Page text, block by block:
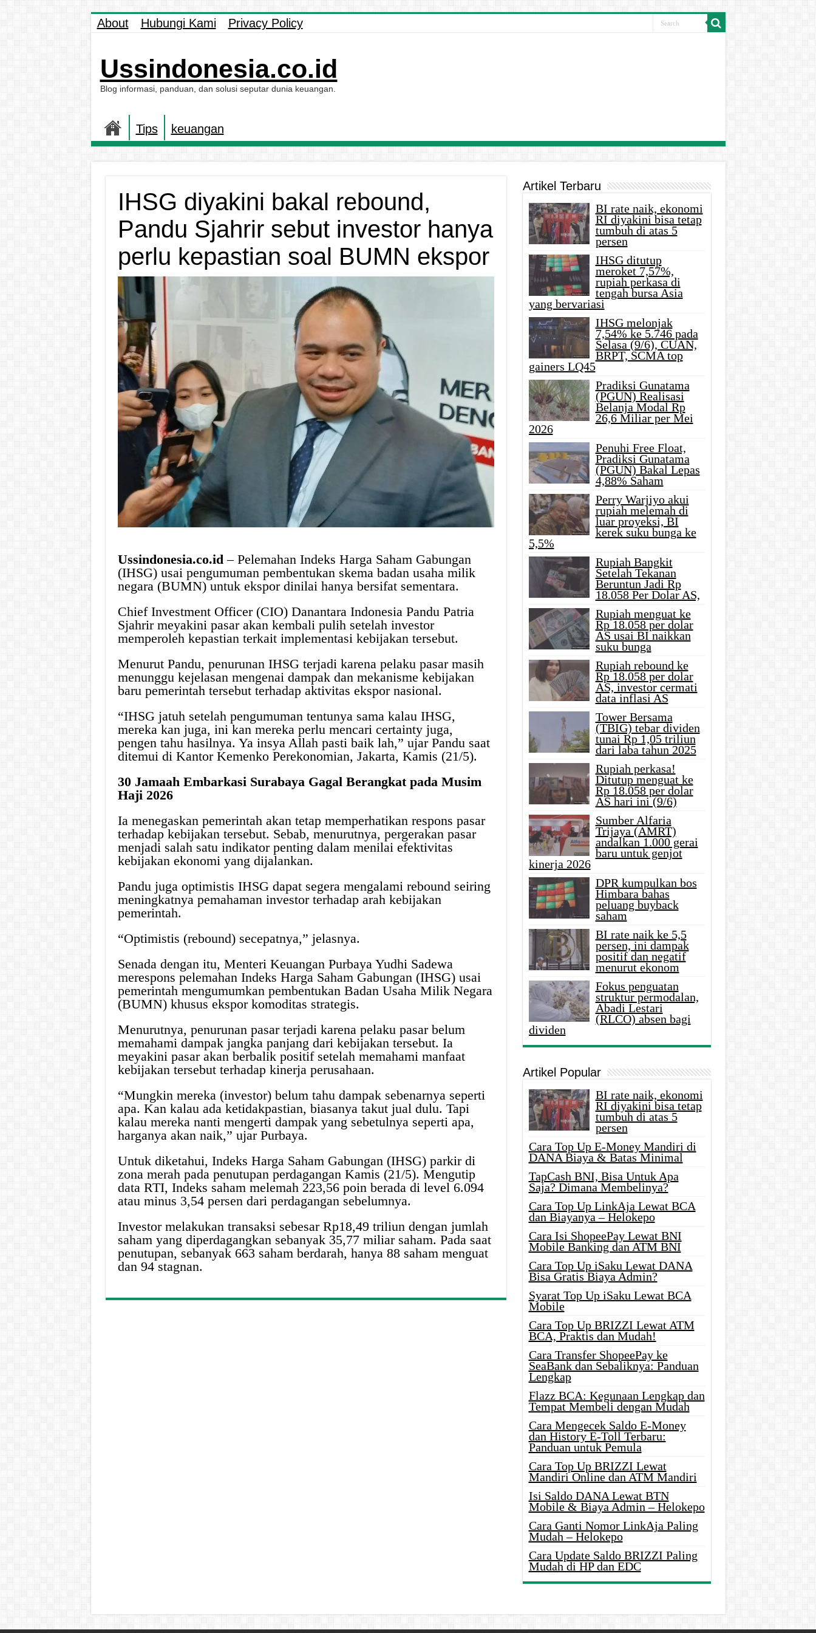
About Hubungi Kami Privacy Policy
Ussindonesia.co.id
Blog informasi, panduan, dan solusi seputar dunia keuangan.
Tips keuangan
IHSG diyakini bakal rebound,
Pandu Sjahrir sebut investor hanya
perlu kepastian soal BUMN ekspor
Ussindonesia.co.id– Pelemahan Indeks Harga Saham Gabungan
(IHSG) usai pengumuman pembentukan skema badan usaha milik
negara (BUMN) untuk ekspor dinilai hanya bersifat sementara.
Chief Investment Officer (CIO) Danantara Indonesia Pandu Patria
Sjahrir meyakini pasar akan kembali pulih setelah investor
memperoleh kepastian terkait implementasi kebijakan tersebut.
Menurut Pandu, penurunan IHSG terjadi karena pelaku pasar masih
menunggu kejelasan mengenai dampak dan mekanisme kebijakan
baru pemerintah tersebut terhadap aktivitas ekspor nasional.
“IHSG jatuh setelah pengumuman tentunya sama kalau IHSG,
mereka kan juga, ini kan mereka perlu mencari certainty juga,
pengen tahu hasilnya. Ya insya Allah pasti baik lah,” ujar Pandu saat
ditemui di Kantor Kemenko Perekonomian, Jakarta, Kamis (21/5).
30 Jamaah Embarkasi Surabaya Gagal Berangkat pada Musim
Haji 2026
Ia menegaskan pemerintah akan tetap memperhatikan respons pasar
terhadap kebijakan tersebut. Sebab, menurutnya, pergerakan pasar
menjadi salah satu indikator penting dalam menilai efektivitas
kebijakan ekonomi yang dijalankan.
Pandu juga optimistis IHSG dapat segera mengalami rebound seiring
meningkatnya pemahaman investor terhadap arah kebijakan
pemerintah.
“Optimistis (rebound) secepatnya,” jelasnya.
Senada dengan itu, Menteri Keuangan Purbaya Yudhi Sadewa
merespons pelemahan Indeks Harga Saham Gabungan (IHSG) usai
pemerintah mengumumkan pembentukan Badan Usaha Milik Negara
(BUMN) khusus ekspor komoditas strategis.
Menurutnya, penurunan pasar terjadi karena pelaku pasar belum
memahami dampak jangka panjang dari kebijakan tersebut. Ia
meyakini pasar akan berbalik positif setelah memahami manfaat
kebijakan tersebut terhadap kinerja perusahaan.
“Mungkin mereka (investor) belum tahu dampak sebenarnya seperti
apa. Kan kalau ada ketidakpastian, biasanya takut jual dulu. Tapi
kalau mereka nanti mengerti dampak yang sebetulnya seperti apa,
harganya akan naik,” ujar Purbaya.
Untuk diketahui, Indeks Harga Saham Gabungan (IHSG) parkir di
zona merah pada penutupan perdagangan Kamis (21/5). Mengutip
data RTI, Indeks saham melemah 223,56 poin berada di level 6.094
atau minus 3,54 persen dari perdagangan sebelumnya.
Investor melakukan transaksi sebesar Rp18,49 triliun dengan jumlah
saham yang diperdagangkan sebanyak 35,77 miliar saham. Pada saat
penutupan, sebanyak 663 saham berdarah, hanya 88 saham menguat
dan 94 stagnan.
Artikel Terbaru
BI rate naik, ekonomi
RI diyakini bisa tetap
tumbuh di atas 5
persen
IHSG ditutup
meroket 7,57%,
rupiah perkasa di
tengah bursa Asia
yang bervariasi
IHSG melonjak
7,54% ke 5.746 pada
Selasa (9/6), CUAN,
BRPT, SCMA top
gainers LQ45
Pradiksi Gunatama
(PGUN) Realisasi
Belanja Modal Rp
26,6 Miliar per Mei
2026
Penuhi Free Float,
Pradiksi Gunatama
(PGUN) Bakal Lepas
4,88% Saham
Perry Warjiyo akui
rupiah melemah di
luar proyeksi, BI
kerek suku bunga ke
5,5%
Rupiah Bangkit
Setelah Tekanan
Beruntun Jadi Rp
18.058 Per Dolar AS,
Rupiah menguat ke
Rp 18.058 per dolar
AS usai BI naikkan
suku bunga
Rupiah rebound ke
Rp 18.058 per dolar
AS, investor cermati
data inflasi AS
Tower Bersama
(TBIG) tebar dividen
tunai Rp 1,05 triliun
dari laba tahun 2025
Rupiah perkasa!
Ditutup menguat ke
Rp 18.058 per dolar
AS hari ini (9/6)
Sumber Alfaria
Trijaya (AMRT)
andalkan 1.000 gerai
baru untuk genjot
kinerja 2026
DPR kumpulkan bos
Himbara bahas
peluang buyback
saham
BI rate naik ke 5,5
persen, ini dampak
positif dan negatif
menurut ekonom
Fokus penguatan
struktur permodalan,
Abadi Lestari
(RLCO) absen bagi
dividen
Artikel Popular
BI rate naik, ekonomi
RI diyakini bisa tetap
tumbuh di atas 5
persen
Cara Top Up E-Money Mandiri di
DANA Biaya & Batas Minimal
TapCash BNI, Bisa Untuk Apa
Saja? Dimana Membelinya?
Cara Top Up LinkAja Lewat BCA
dan Biayanya – Helokepo
Cara Isi ShopeePay Lewat BNI
Mobile Banking dan ATM BNI
Cara Top Up iSaku Lewat DANA
Bisa Gratis Biaya Admin?
Syarat Top Up iSaku Lewat BCA
Mobile
Cara Top Up BRIZZI Lewat ATM
BCA, Praktis dan Mudah!
Cara Transfer ShopeePay ke
SeaBank dan Sebaliknya: Panduan
Lengkap
Flazz BCA: Kegunaan Lengkap dan
Tempat Membeli dengan Mudah
Cara Mengecek Saldo E-Money
dan History E-Toll Terbaru:
Panduan untuk Pemula
Cara Top Up BRIZZI Lewat
Mandiri Online dan ATM Mandiri
Isi Saldo DANA Lewat BTN
Mobile & Biaya Admin – Helokepo
Cara Ganti Nomor LinkAja Paling
Mudah – Helokepo
Cara Update Saldo BRIZZI Paling
Mudah di HP dan EDC